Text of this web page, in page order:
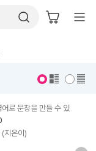
로 문장을 만들 수 있
(지은이)